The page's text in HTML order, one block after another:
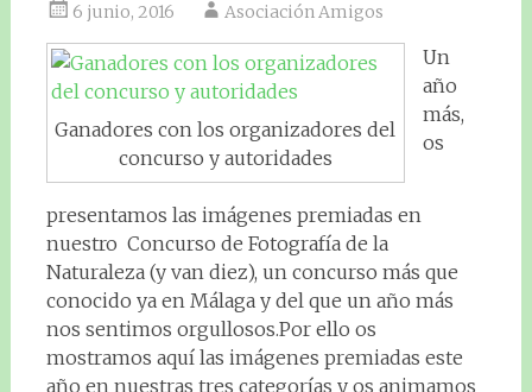
6 junio, 2016 Asociación Amigos
Ganadores con los organizadores del
concurso y autoridades
Un
año
más,
os
presentamos las imágenes premiadas en
nuestro Concurso de Fotografía de la
Naturaleza (y van diez), un concurso más que
conocido ya en Málaga y del que un año más
nos sentimos orgullosos.Por ello os
mostramos aquí las imágenes premiadas este
año en nuestras tres categorías y os animamos